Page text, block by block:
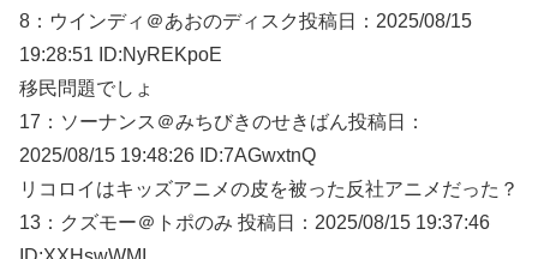
8： ウインディ＠あおのディスク投稿日：2025/08/15
19:28:51 ID:NyREKpoE
移民問題でしょ
17： ソーナンス＠みちびきのせきばん投稿日：
2025/08/15 19:48:26 ID:7AGwxtnQ
リコロイはキッズアニメの皮を被った反社アニメだった？
13： クズモー＠トポのみ 投稿日：2025/08/15 19:37:46